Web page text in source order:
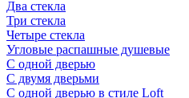
Два стекла
Три стекла
Четыре стекла
Угловые распашные душевые
С одной дверью
С двумя дверьми
С одной дверью в стиле Loft